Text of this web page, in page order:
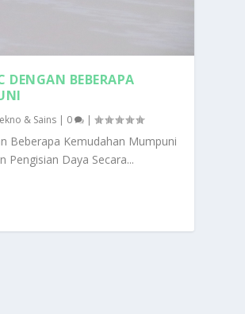
DENGAN BEBERAPA
& Sains | 0 |
Beberapa Kemudahan Mumpuni
Pengisian Daya Secara...